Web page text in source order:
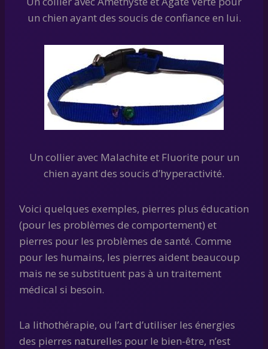
un chien ayant des soucis de confiance en lui.
Un collier avec Malachite et Fluorite pour un
chien ayant des soucis d’hyperactivité.
Voici quelques exemples, pierres plus éducation
(pour les problèmes de comportement) et
pierres pour les problèmes de santé. Comme
pour les humains, les pierres aident beaucoup
mais ne se substituent pas à un traitement
médical si besoin.
La lithothérapie, ou l’art d’utiliser les énergies
des pierres naturelles pour le bien-être, n’est